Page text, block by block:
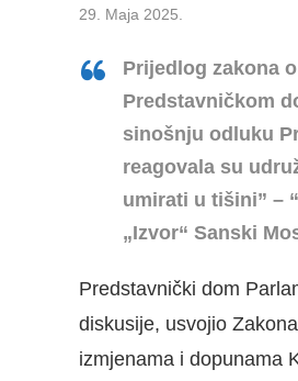
29. Maja 2025.
Prijedlog zakona
Predstavničkom
sinošnju odluku
reagovala su
umirati u tišini” –
„Izvor“ Sanski
Predstavnički dom
diskusije, usvojio
izmjenama i dopunama